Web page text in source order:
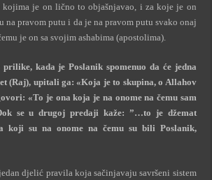
je on lično to objašnjavao, i za koje je on
na pravom putu i da je na pravom putu svako onaj
je on sa svojim ashabima (apostolima).
prilike, kada je Poslanik spomenuo da će jedna
(Raj), upitali ga: «Koja je to skupina, o Allahov
«To je ona koja je na onome na čemu sam
se u drugoj predaji kaže: ”…to je džemat
koji su na onome na čemu su bili Poslanik,
djelić pravila koja sačinjavaju savršeni sistem